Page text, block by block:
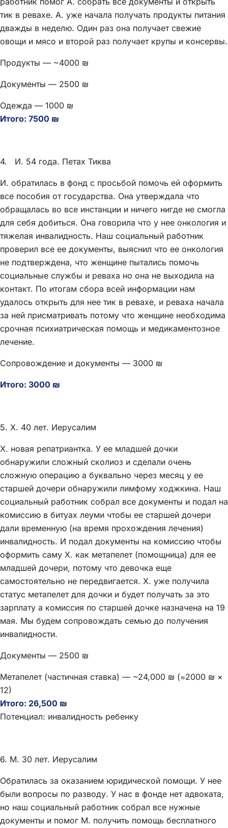
тик в ревахе. А. уже начала получать продукты питания
дважды в неделю. Один раз она получает свежие
овощи и мясо и второй раз получает крупы и консервы.
Продукты — ~4000 ₪
Документы — 2500 ₪
Одежда — 1000 ₪
Итого: 7500 ₪
4. И. 54 года. Петах Тиква
И. обратилась в фонд с просьбой помочь ей оформить
все пособия от государства. Она утверждала что
обращалась во все инстанции и ничего нигде не смогла
для себя добиться. Она говорила что у нее онкология и
тяжелая инвалидность. Наш социальный работник
проверил все ее документы, выяснил что ее онкология
не подтверждена, что женщине пытались помочь
социальные службы и реваха но она не выходила на
контакт. По итогам сбора всей информации нам
удалось открыть для нее тик в ревахе, и реваха начала
за ней присматривать потому что женщине необходима
срочная психиатрическая помощь и медикаментозное
лечение.
Сопровождение и документы — 3000 ₪
Итого: 3000 ₪
5. Х. 40 лет. Иерусалим
Х. новая репатриантка. У ее младшей дочки
обнаружили сложный сколиоз и сделали очень
сложную операцию а буквально через месяц у ее
старшей дочери обнаружили лимфому ходжкина. Наш
социальный работник собрал все документы и подал на
комиссию в битуах леуми чтобы ее старшей дочери
дали временную (на время прохождения лечения)
инвалидность. И подал документы на комиссию чтобы
оформить саму Х. как метапелет (помощница) для ее
младшей дочери, потому что девочка еще
самостоятельно не передвигается. Х. уже получила
статус метапелет для дочки и будет получать за это
зарплату а комиссия по старшей дочке назначена на 19
мая. Мы будем сопровождать семью до получения
инвалидности.
Документы — 2500 ₪
Метапелет (частичная ставка) — ~24,000 ₪ (≈2000 ₪ ×
12)
Итого: 26,500 ₪
Потенциал: инвалидность ребенку
6. М. 30 лет. Иерусалим
Обратилась за оказанием юридической помощи. У нее
были вопросы по разводу. У нас в фонде нет адвоката,
но наш социальный работник собрал все нужные
документы и помог М. получить помощь бесплатного